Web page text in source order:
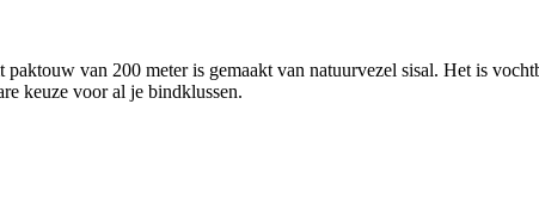
van 200 meter is gemaakt van natuurvezel sisal. Het is
keuze voor al je bindklussen.